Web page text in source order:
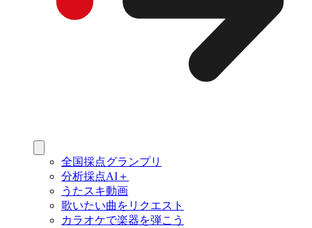
全国採点グランプリ
分析採点AI＋
うたスキ動画
歌いたい曲をリクエスト
カラオケで楽器を弾こう